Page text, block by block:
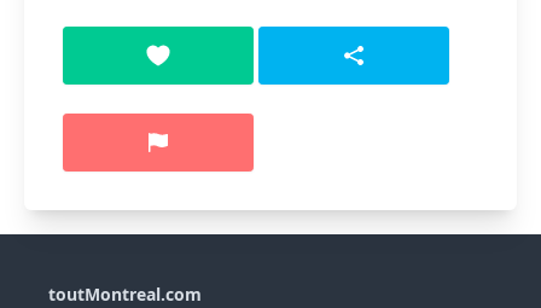
toutMontreal.com